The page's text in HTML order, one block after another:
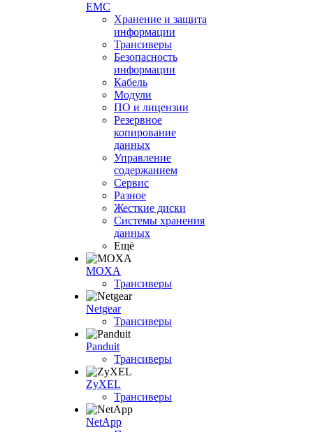
EMC
Хранение и защита
информации
Трансиверы
Безопасность
информации
Кабель
Модули
ПО и лицензии
Резервное
копирование
данных
Управление
содержанием
Сервис
Разное
Жесткие диски
Системы хранения
данных
Ещё
MOXA
Трансиверы
Netgear
Трансиверы
Panduit
Трансиверы
ZyXEL
Трансиверы
NetApp